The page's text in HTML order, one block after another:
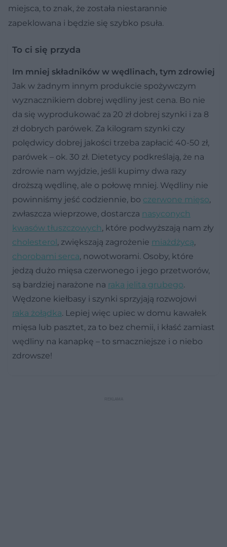
miejsca, to znak, że została niestarannie
zapeklowana i będzie się szybko psuła.
To ci się przyda
Im mniej składników w wędlinach, tym zdrowiej
Jak w żadnym innym produkcie spożywczym
wyznacznikiem dobrej wędliny jest cena. Bo nie
da się wyprodukować za 20 zł dobrej szynki i za 8
zł dobrych parówek. Za kilogram szynki czy
polędwicy dobrej jakości trzeba zapłacić 40-50 zł,
parówek – ok. 30 zł. Dietetycy podkreślają, że na
zdrowie nam wyjdzie, jeśli kupimy dwa razy
droższą wędlinę, ale o połowę mniej. Wędliny nie
powinniśmy jeść codziennie, bo czerwone mięso,
zwłaszcza wieprzowe, dostarcza nasyconych
kwasów tłuszczowych, które podwyższają nam zły
cholesterol, zwiększają zagrożenie miażdżycą,
chorobami serca, nowotworami. Osoby, które
jedzą dużo mięsa czerwonego i jego przetworów,
są bardziej narażone na raka jelita grubego.
Wędzone kiełbasy i szynki sprzyjają rozwojowi
raka żołądka. Lepiej więc upiec w domu kawałek
mięsa lub pasztet, za to bez chemii, i kłaść zamiast
wędliny na kanapkę – to smaczniejsze i o niebo
zdrowsze!